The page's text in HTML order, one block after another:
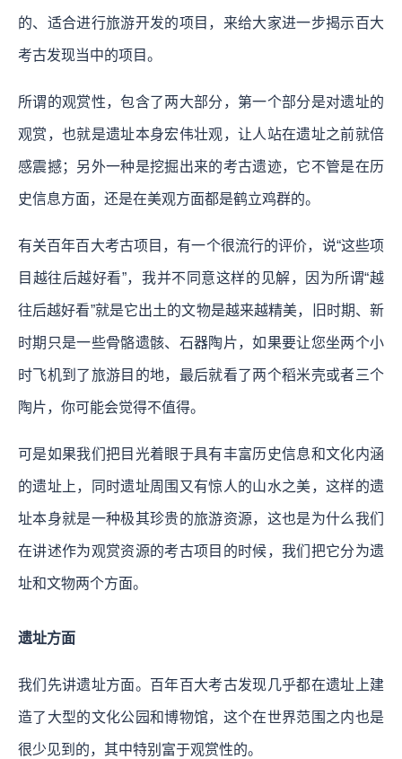
的、适合进行旅游开发的项目，来给大家进一步揭示百大
考古发现当中的项目。
所谓的观赏性，包含了两大部分，第一个部分是对遗址的
观赏，也就是遗址本身宏伟壮观，让人站在遗址之前就倍
感震撼；另外一种是挖掘出来的考古遗迹，它不管是在历
史信息方面，还是在美观方面都是鹤立鸡群的。
有关百年百大考古项目，有一个很流行的评价，说“这些项
目越往后越好看”，我并不同意这样的见解，因为所谓“越
往后越好看”就是它出土的文物是越来越精美，旧时期、新
时期只是一些骨骼遗骸、石器陶片，如果要让您坐两个小
时飞机到了旅游目的地，最后就看了两个稻米壳或者三个
陶片，你可能会觉得不值得。
可是如果我们把目光着眼于具有丰富历史信息和文化内涵
的遗址上，同时遗址周围又有惊人的山水之美，这样的遗
址本身就是一种极其珍贵的旅游资源，这也是为什么我们
在讲述作为观赏资源的考古项目的时候，我们把它分为遗
址和文物两个方面。
遗址方面
我们先讲遗址方面。百年百大考古发现几乎都在遗址上建
造了大型的文化公园和博物馆，这个在世界范围之内也是
很少见到的，其中特别富于观赏性的。